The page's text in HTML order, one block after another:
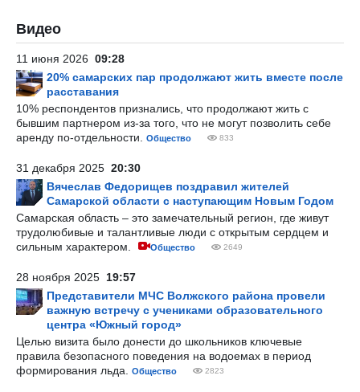
Видео
11 июня 2026 09:28
20% самарских пар продолжают жить вместе после
расставания
10% респондентов признались, что продолжают жить с
бывшим партнером из-за того, что не могут позволить себе
аренду по-отдельности.
Общество 833
31 декабря 2025 20:30
Вячеслав Федорищев поздравил жителей
Самарской области с наступающим Новым Годом
Самарская область – это замечательный регион, где живут
трудолюбивые и талантливые люди с открытым сердцем и
сильным характером.
Общество 2649
28 ноября 2025 19:57
Представители МЧС Волжского района провели
важную встречу с учениками образовательного
центра «Южный город»
Целью визита было донести до школьников ключевые
правила безопасного поведения на водоемах в период
формирования льда.
Общество 2823